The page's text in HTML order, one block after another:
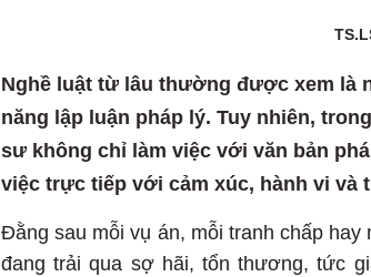
Nghề luật từ lâu thường được xem là
năng lập luận pháp lý. Tuy nhiên,
sư không chỉ làm việc với văn bản
việc trực tiếp với cảm xúc, hành vi và
Đằng sau mỗi vụ án, mỗi tranh chấp
đang trải qua sợ hãi, tổn thương, tức